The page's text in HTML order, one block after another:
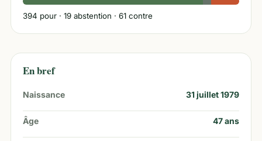
394 pour · 19 abstention · 61 contre
En bref
Naissance 31 juillet 1979
Âge 47ans